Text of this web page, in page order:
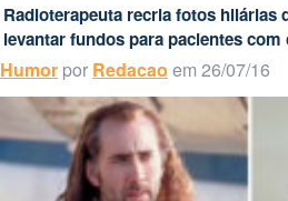
Radioterapeuta recria fotos hilárias
levantar fundos para pacientes com
Humor por Redacao em 26/07/16